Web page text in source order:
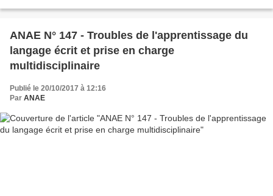
ANAE N° 147 - Troubles de l'apprentissage du
langage écrit et prise en charge
multidisciplinaire
Publié le 20/10/2017 à 12:16
Par ANAE